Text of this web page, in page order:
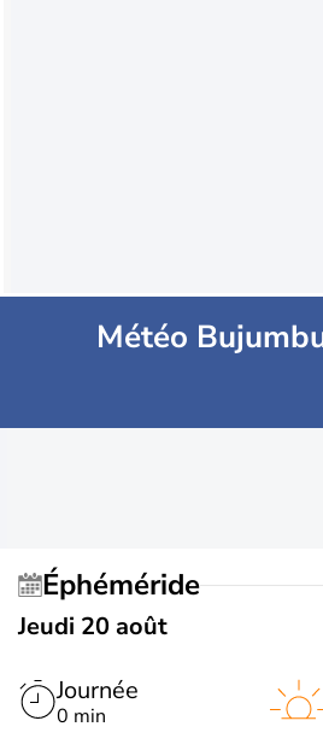
Météo
Éphéméride
Jeudi 20 août
Journée
0 min